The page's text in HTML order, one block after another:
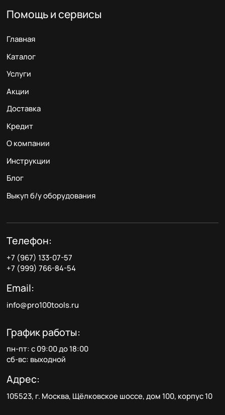
Помощь и сервисы
Главная
Каталог
Услуги
Акции
Доставка
Кредит
О компании
Инструкции
Блог
Выкуп б/у оборудования
Телефон:
+7 (967) 133-07-57
+7 (999) 766-84-54
Email:
info@pro100tools.ru
График работы:
пн-пт: с 09:00 до 18:00
сб-вс: выходной
Адрес:
105523, г. Москва, Щёлковское шоссе, дом 100, корпус 10